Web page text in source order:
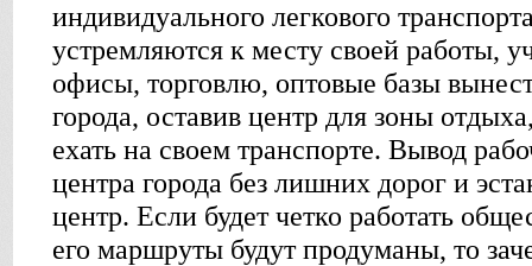
индивидуального легкового
устремляются к месту своей работы,
офисы, торговлю, оптовые базы
города, оставив центр для зоны
ехать на своем транспорте. Вывод
центра города без лишних дорог и
центр. Если будет четко работать
его маршруты будут продуманы, то